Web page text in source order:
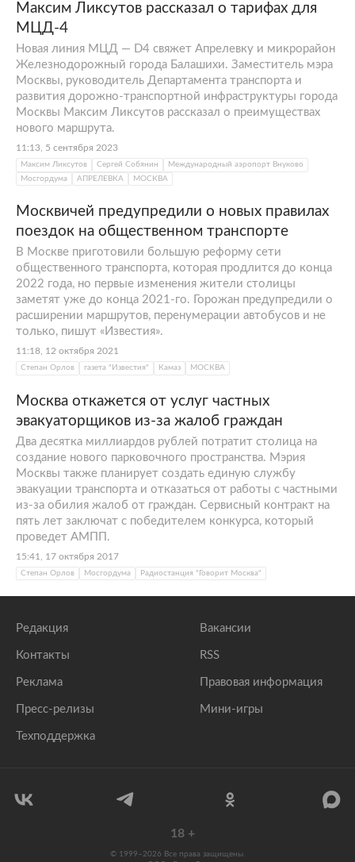
Максим Ликсутов рассказал о тарифах для
МЦД-4
Новая линия МЦД — D4 свяжет Апрелевку и микрорайон
Железнодорожный города Балашихи. Заместитель мэра
Москвы, руководитель Департамента транспорта и
развития дорожно-транспортной инфраструктуры города
Москвы Максим Ликсутов рассказал о преимуществах
нового маршрута.
11:13, 5 сентября 2023
Максим Ликсутов Сергей Собянин
Международный аэропорт Внуково
Мосгордума
АПРЕЛЕВКА МОСКВА
Москвичей предупредили о новых правилах
поездок на общественном транспорте
В Москве приготовили большую реформу сети
общественного транспорта, которая продлится до конца
2022 года, но первые изменения жители столицы
заметят уже до конца 2021-го. Горожан предупредили о
расширении маршрутов, перенумерации автобусов и не
только, пишут «Известия».
11:18, 12 октября 2021
Степан Орлов газета "Известия" Камаз МОСКВА
Москва откажется от услуг частных
эвакуаторщиков из-за жалоб граждан
Два десятка миллиардов рублей потратит столица на
создание нового парковочного пространства. Мэрия
Москвы также планирует создать единую службу
эвакуации транспорта и отказаться от работы с частными
из-за обилия жалоб от граждан. Сервисный контракт на
пять лет заключат с победителем конкурса, который
проведет АМПП.
15:41, 17 октября 2017
Степан Орлов Мосгордума Радиостанция "Говорит Москва"
Редакция
Контакты
Реклама
Пресс-релизы
Техподдержка
Вакансии
RSS
Правовая информация
Мини-игры
18 +
© 1999–2026 Все права защищены.